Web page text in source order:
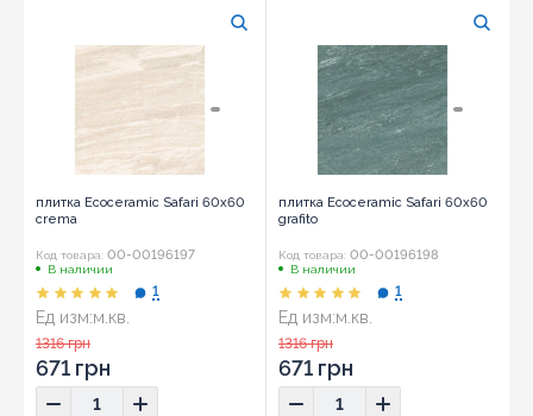
плитка Ecoceramic Safari 60x60
crema
Код товара: 00-00196197
В наличии
Ед изм:м.кв.
Размер:
1
1316 грн
671 грн
плитка Ecoceramic Safari 60x60
grafito
Код товара: 00-00196198
В наличии
Ед изм:м.кв.
Размер:
1
1316 грн
671 грн